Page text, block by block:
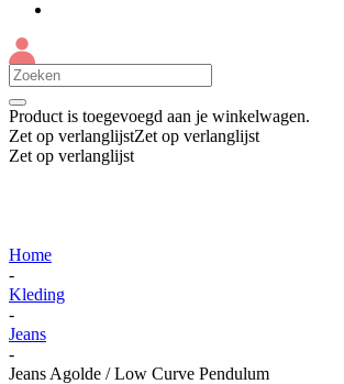
Product is toegevoegd aan je winkelwagen.
Zet op verlanglijstZet op verlanglijst
Zet op verlanglijst
Home
-
Kleding
-
Jeans
-
Jeans Agolde / Low Curve Pendulum